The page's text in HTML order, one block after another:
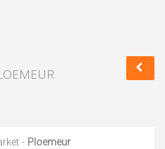
- Ploemeur